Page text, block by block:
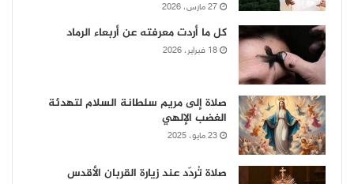
27 مارس، 2026
كل ما أردت معرفته عن أربعاء الرماد
18 فبراير، 2026
صلاة إلى مريم سلطانة السلام لتهدئة
الغضب الإلهي
23 مايو، 2025
صلاة تُردّد عند زيارة القربان الأقدس